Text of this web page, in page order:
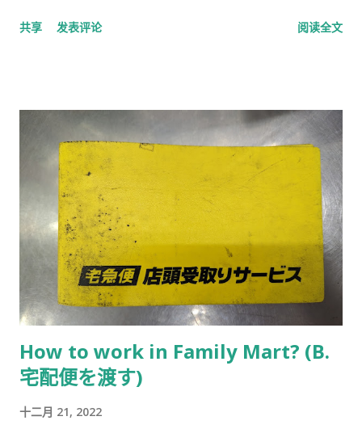
nothing when you are dead. Life is more important than
https://9anime.to/watch/shinmai-renkinjutsushi-no-
tenpo-keiei.llrx3/ep-11
共享 发表评论 阅读全文
How to work in Family Mart? (B.
宅配便を渡す)
十二月 21, 2022